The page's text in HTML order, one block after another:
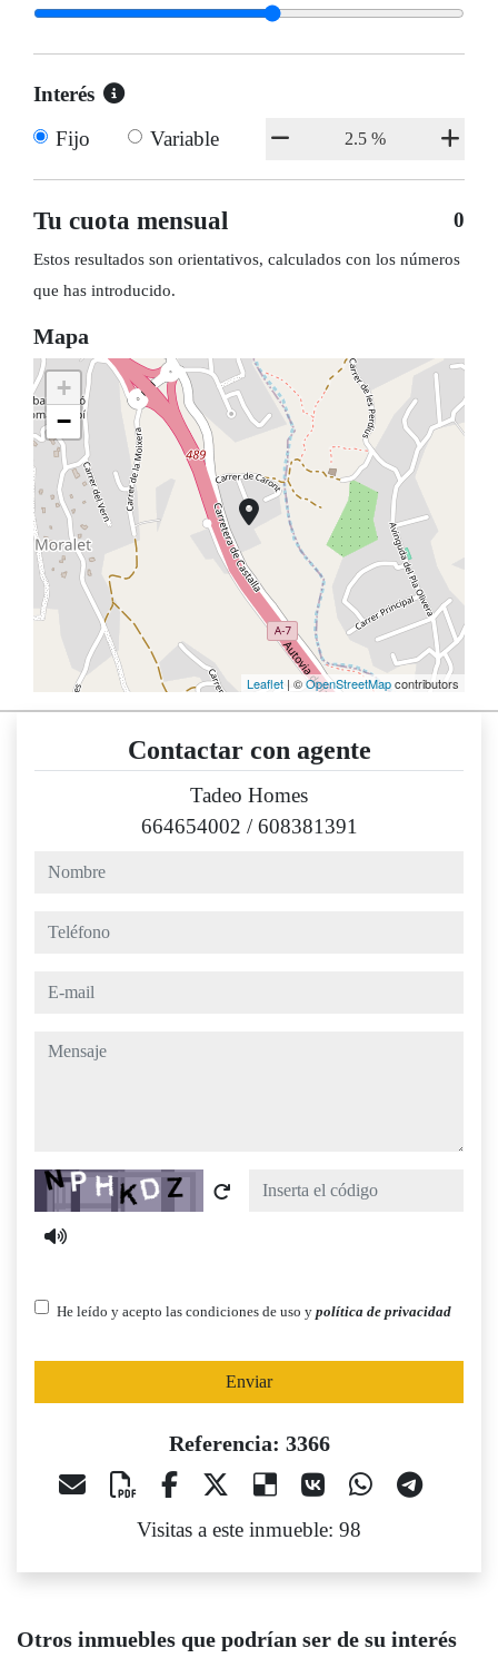
Interés
Fijo
Variable
Tu cuota mensual 0
Estos resultados son orientativos, calculados con los números
que has introducido.
Mapa
+
−
Leaflet | ©OpenStreetMapcontributors
Contactar con agente
Tadeo Homes
664654002 /608381391
nombre
teléfono
e-mail
mensaje
Captcha
He leído y acepto las condiciones de uso y política de privacidad
Enviar
Referencia: 3366
Visitas a este inmueble: 98
Otros inmuebles que podrían ser de su interés